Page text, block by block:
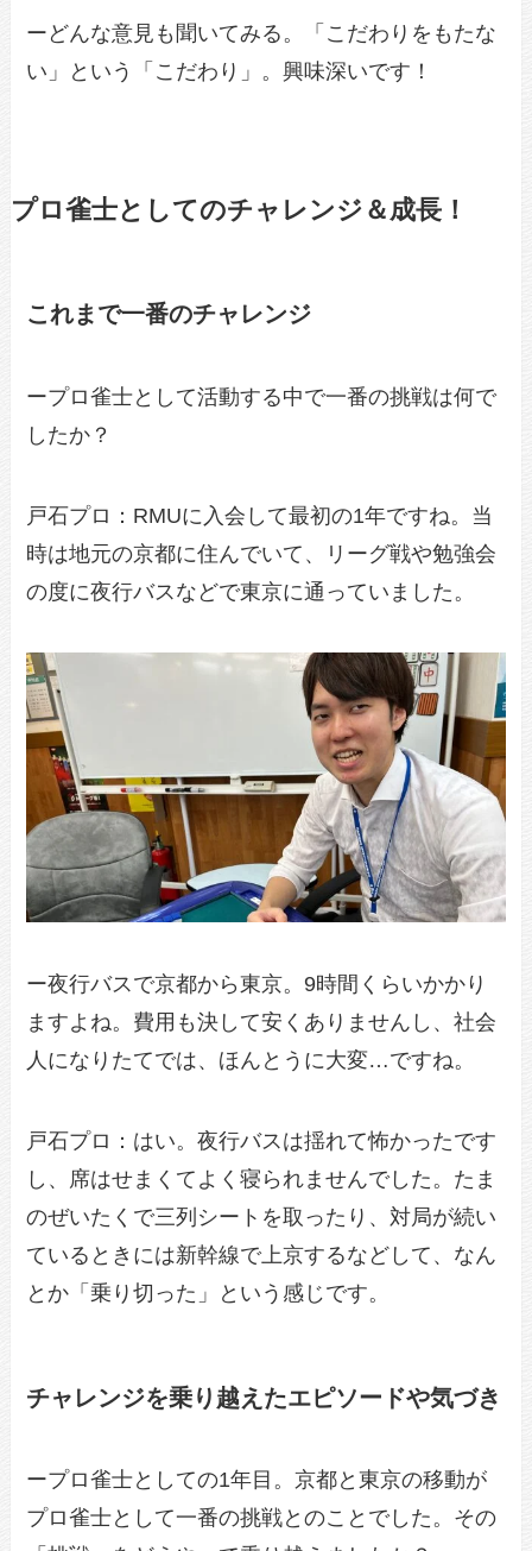
ーどんな意見も聞いてみる。「こだわりをもたな
い」という「こだわり」。興味深いです！
プロ雀士としてのチャレンジ＆成長！
これまで一番のチャレンジ
ープロ雀士として活動する中で一番の挑戦は何で
したか？
戸石プロ：RMUに入会して最初の1年ですね。当
時は地元の京都に住んでいて、リーグ戦や勉強会
の度に夜行バスなどで東京に通っていました。
ー夜行バスで京都から東京。9時間くらいかかり
ますよね。費用も決して安くありませんし、社会
人になりたてでは、ほんとうに大変…ですね。
戸石プロ：はい。夜行バスは揺れて怖かったです
し、席はせまくてよく寝られませんでした。たま
のぜいたくで三列シートを取ったり、対局が続い
ているときには新幹線で上京するなどして、なん
とか「乗り切った」という感じです。
チャレンジを乗り越えたエピソードや気づき
ープロ雀士としての1年目。京都と東京の移動が
プロ雀士として一番の挑戦とのことでした。その